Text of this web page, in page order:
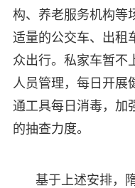
构、养老服务机构等
适量的公交车、出租
众出行。私家车暂不
人员管理，每日开展
通工具每日消毒，加
的抽查力度。
基于上述安排，